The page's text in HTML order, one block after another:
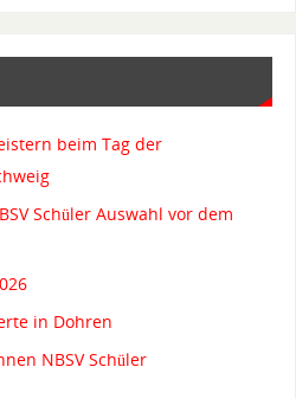
beim Tag der
Schüler Auswahl vor dem
in Dohren
NBSV Schüler